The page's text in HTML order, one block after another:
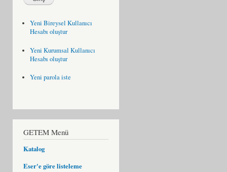
Yeni Bireysel Kullanıcı
Hesabı oluştur
Yeni Kurumsal Kullanıcı
Hesabı oluştur
Yeni parola iste
GETEM Menü
Katalog
Eser'e göre listeleme